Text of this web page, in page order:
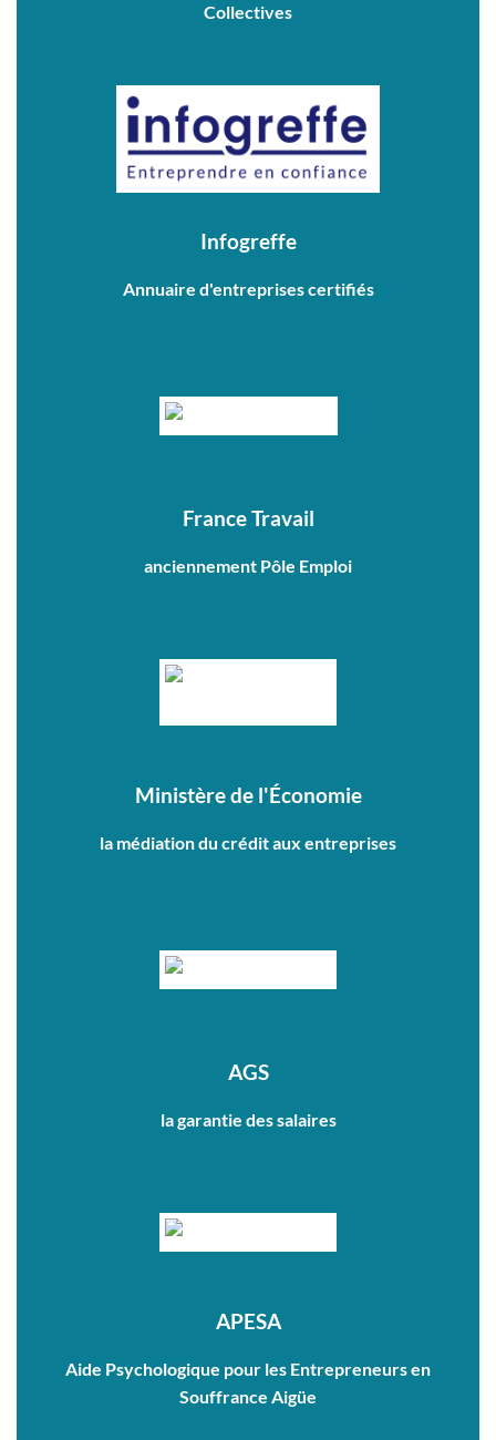
Collectives
Infogreffe
Annuaire d'entreprises certifiés
France Travail
anciennement Pôle Emploi
Ministère de l'Économie
la médiation du crédit aux entreprises
AGS
la garantie des salaires
APESA
Aide Psychologique pour les Entrepreneurs en
Souffrance Aigüe